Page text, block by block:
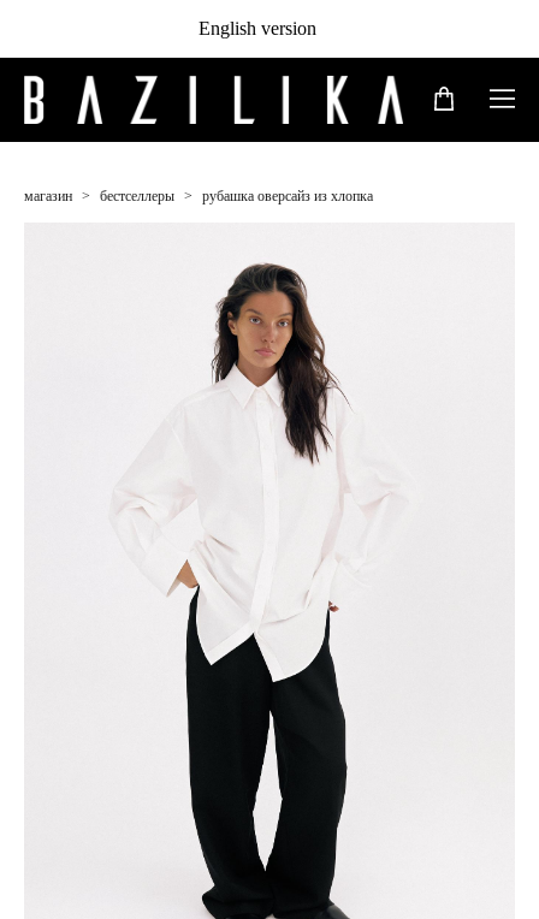
English version
магазин > бестселлеры > рубашка оверсайз из хлопка